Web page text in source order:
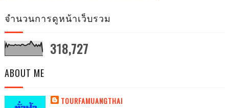
จำนวนการดูหน้าเว็บรวม
318,727
ABOUT ME
TOURFAMUANGTHAI